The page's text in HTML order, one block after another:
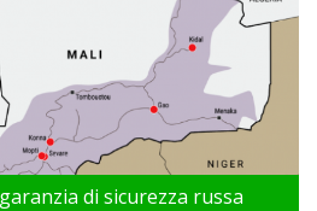
di sicurezza russa